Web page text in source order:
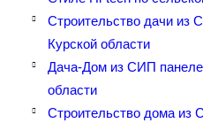
Строительство дачи из
Курской области
Дача-Дом из СИП
области
Строительство дома из